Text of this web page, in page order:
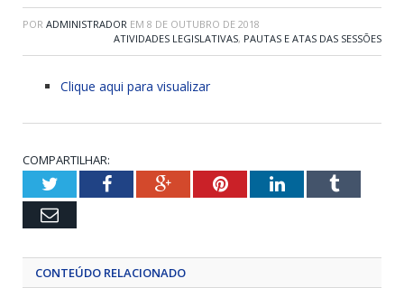
POR ADMINISTRADOR EM 8 DE OUTUBRO DE 2018
ATIVIDADES LEGISLATIVAS, PAUTAS E ATAS DAS SESSÕES
Clique aqui para visualizar
COMPARTILHAR:
TwitterFacebookGoogle+PinterestLinkedInTumblr
Email
CONTEÚDO RELACIONADO